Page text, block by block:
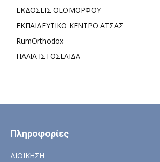
ΕΚΔΟΣΕΙΣ ΘΕΟΜΟΡΦΟΥ
ΕΚΠΑΙΔΕΥΤΙΚΟ ΚΕΝΤΡΟ ΑΤΣΑΣ
RumOrthodox
ΠΑΛΙΑ ΙΣΤΟΣΕΛΙΔΑ
Πληροφορίες
ΔΙΟΙΚΗΣΗ